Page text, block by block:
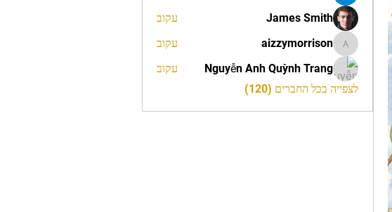
James Smith
עקוב
aizzymorrison
aizzymorrison
עקוב
Nguyễn Anh Quỳnh Trang
עקוב
לצפייה בכל החברים (120)